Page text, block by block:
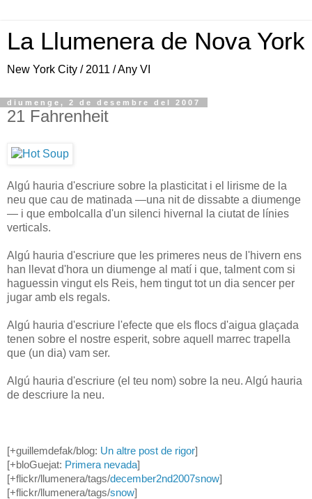
La Llumenera de Nova York
New York City / 2011 / Any VI
diumenge, 2 de desembre del 2007
21 Fahrenheit
Algú hauria d'escriure sobre la plasticitat i el lirisme de la
neu que cau de matinada —una nit de dissabte a diumenge
— i que embolcalla d'un silenci hivernal la ciutat de línies
verticals.
Algú hauria d'escriure que les primeres neus de l'hivern ens
han llevat d'hora un diumenge al matí i que, talment com si
haguessin vingut els Reis, hem tingut tot un dia sencer per
jugar amb els regals.
Algú hauria d'escriure l'efecte que els flocs d'aigua glaçada
tenen sobre el nostre esperit, sobre aquell marrec trapella
que (un dia) vam ser.
Algú hauria d'escriure (el teu nom) sobre la neu. Algú hauria
de descriure la neu.
[+guillemdefak/blog: Un altre post de rigor]
[+bloGuejat: Primera nevada]
[+flickr/llumenera/tags/december2nd2007snow]
[+flickr/llumenera/tags/snow]